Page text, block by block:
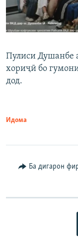
Пулиси Душанбе
хориҷӣ бо
дод.
Идома
Ба дигарон